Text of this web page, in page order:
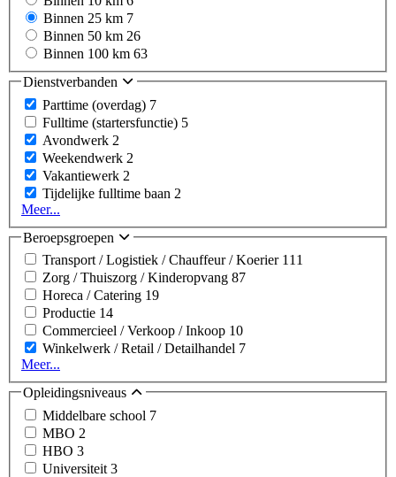
Binnen 25 km 7
Binnen 50 km 26
Binnen 100 km 63
Dienstverbanden
Parttime (overdag) 7
Fulltime (startersfunctie) 5
Avondwerk 2
Weekendwerk 2
Vakantiewerk 2
Tijdelijke fulltime baan 2
Meer...
Beroepsgroepen
Transport / Logistiek / Chauffeur / Koerier 111
Zorg / Thuiszorg / Kinderopvang 87
Horeca / Catering 19
Productie 14
Commercieel / Verkoop / Inkoop 10
Winkelwerk / Retail / Detailhandel 7
Meer...
Opleidingsniveaus
Middelbare school 7
MBO 2
HBO 3
Universiteit 3